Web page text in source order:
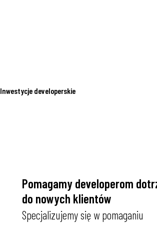
Inwestycje developerskie
Pomagamy developerom
do nowych klientów
Specjalizujemy się w pomaganiu